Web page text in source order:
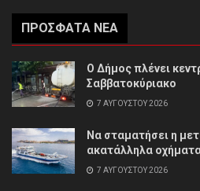
ΠΡΌΣΦΑΤΑ ΝΈΑ
Ο Δήμος πλένει
Σαββατοκύριακο
7 ΑΥΓΟΎΣΤΟΥ 2026
Να σταματήσει η
ακατάλληλα
7 ΑΥΓΟΎΣΤΟΥ 2026